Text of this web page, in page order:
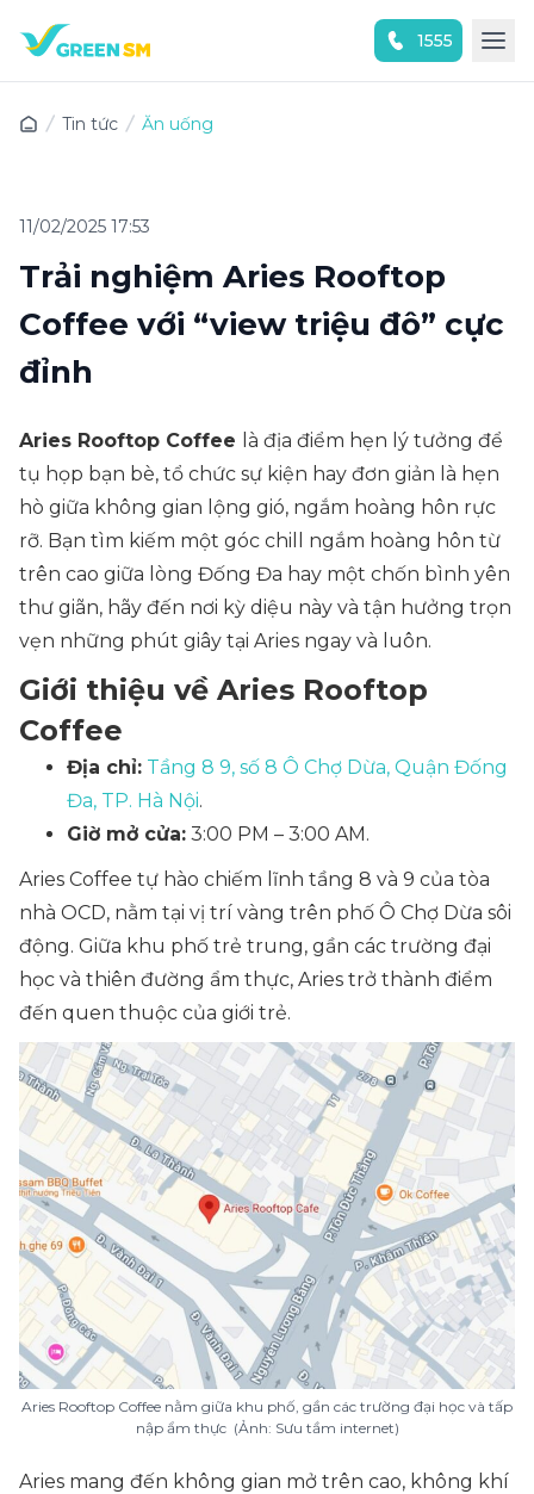
1555
Tin tức Ăn uống
11/02/2025 17:53
Trải nghiệm Aries Rooftop
Coffee với “view triệu đô” cực
đỉnh
Aries Rooftop Coffee là địa điểm hẹn lý tưởng để
tụ họp bạn bè, tổ chức sự kiện hay đơn giản là hẹn
hò giữa không gian lộng gió, ngắm hoàng hôn rực
rỡ. Bạn tìm kiếm một góc chill ngắm hoàng hôn từ
trên cao giữa lòng Đống Đa hay một chốn bình yên
thư giãn, hãy đến nơi kỳ diệu này và tận hưởng trọn
vẹn những phút giây tại Aries ngay và luôn.
Giới thiệu về Aries Rooftop
Coffee
Địa chỉ: Tầng 8 9, số 8 Ô Chợ Dừa, Quận Đống
Đa, TP. Hà Nội.
Giờ mở cửa: 3:00 PM – 3:00 AM.
Aries Coffee tự hào chiếm lĩnh tầng 8 và 9 của tòa
nhà OCD, nằm tại vị trí vàng trên phố Ô Chợ Dừa sôi
động. Giữa khu phố trẻ trung, gần các trường đại
học và thiên đường ẩm thực, Aries trở thành điểm
đến quen thuộc của giới trẻ.
Aries Rooftop Coffee nằm giữa khu phố, gần các trường đại học và tấp
nập ẩm thực (Ảnh: Sưu tầm internet)
Aries mang đến không gian mở trên cao, không khí